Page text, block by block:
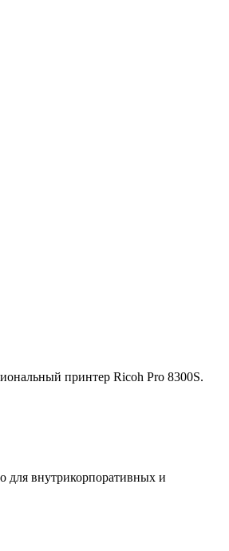
принтер Ricoh Pro 8300S.
для внутрикорпоративных и